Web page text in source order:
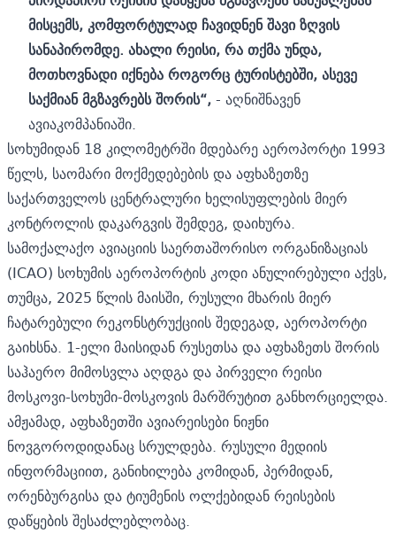
მისცემს, კომფორტულად ჩავიდნენ შავი ზღვის
სანაპირომდე. ახალი რეისი, რა თქმა უნდა,
მოთხოვნადი იქნება როგორც ტურისტებში, ასევე
საქმიან მგზავრებს შორის“,- აღნიშნავენ
ავიაკომპანიაში.
სოხუმიდან 18 კილომეტრში მდებარე აეროპორტი 1993
წელს, საომარი მოქმედებების და აფხაზეთზე
საქართველოს ცენტრალური ხელისუფლების მიერ
კონტროლის დაკარგვის შემდეგ, დაიხურა.
სამოქალაქო ავიაციის საერთაშორისო ორგანიზაციას
(ICAO) სოხუმის აეროპორტის კოდი ანულირებული აქვს,
თუმცა, 2025 წლის მაისში, რუსული მხარის მიერ
ჩატარებული რეკონსტრუქციის შედეგად, აეროპორტი
გაიხსნა. 1-ელი მაისიდანრუსეთსა და აფხაზეთს შორის
საჰაერო მიმოსვლა აღდგადა პირველი რეისი
მოსკოვი-სოხუმი-მოსკოვის მარშრუტით განხორციელდა.
ამჟამად, აფხაზეთში ავიარეისები ნიჟნი
ნოვგოროდიდანაც სრულდება. რუსული მედიის
ინფორმაციით, განიხილება კომიდან, პერმიდან,
ორენბურგისა და ტიუმენის ოლქებიდან რეისების
დაწყების შესაძლებლობაც.